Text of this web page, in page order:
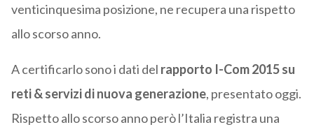
venticinquesima posizione, ne recupera una rispetto
allo scorso anno.
A certificarlo sono i dati del rapporto I-Com 2015 su
reti & servizi di nuova generazione, presentato oggi.
Rispetto allo scorso anno però l’Italia registra una